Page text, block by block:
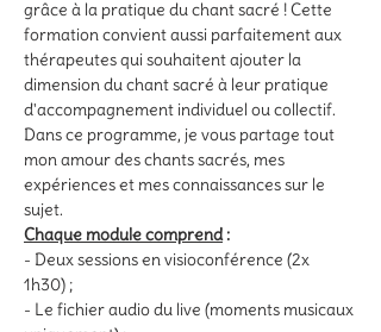
grâce à la pratique du chant sacré ! Cette
formation convient aussi parfaitement aux
thérapeutes qui souhaitent ajouter la
dimension du chant sacré à leur pratique
d'accompagnement individuel ou collectif.
Dans ce programme, je vous partage tout
mon amour des chants sacrés, mes
expériences et mes connaissances sur le
sujet.
Chaque module comprend :
- Deux sessions en visioconférence (2x
1h30) ;
- Le fichier audio du live (moments musicaux